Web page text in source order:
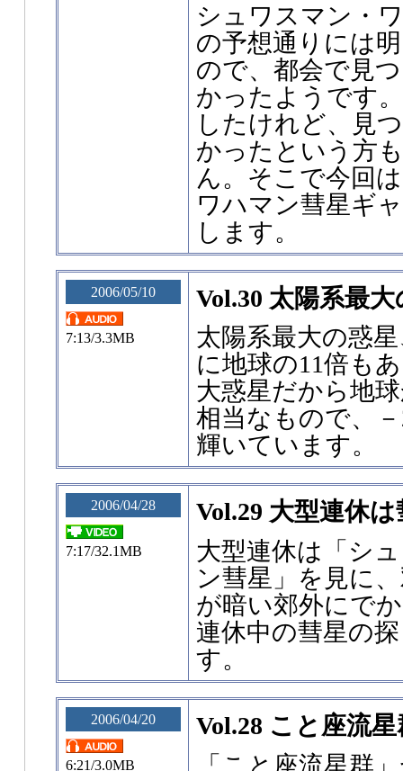
シュワスマン・
の予想通りには
ので、都会で見
かったようです
したけれど、見
かったという方
ん。そこで今回
ワハマン彗星ギ
します。
2006/05/10
7:13/3.3MB
Vol.30 太陽系最
太陽系最大の惑
に地球の11倍も
大惑星だから地
相当なもので、
輝いています。
2006/04/28
7:17/32.1MB
Vol.29 大型連休
大型連休は「シ
ン彗星」を見に
が暗い郊外にで
連休中の彗星の
す。
2006/04/20
6:21/3.0MB
Vol.28 こと座流星
「こと座流星群